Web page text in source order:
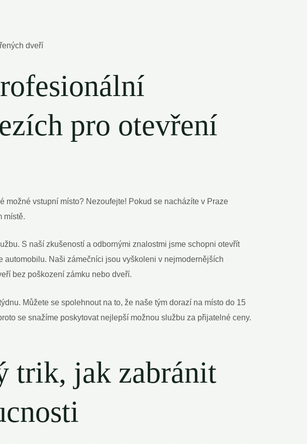
pro otevření
vstupní místo? Nezoufejte! Pokud se nacházíte v Praze
místě.
S naší zkušeností a odbornými znalostmi jsme schopni otevřít
Naši zámečníci jsou vyškoleni v nejmodernějších
bez poškození zámku nebo dveří.
Můžete se spolehnout na to, že naše tým dorazí na místo do 15
se snažíme poskytovat nejlepší možnou službu za přijatelné ceny.
trik, jak zabránit